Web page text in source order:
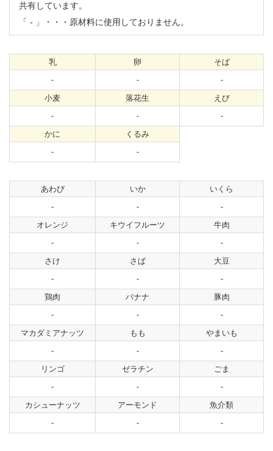
共有しています。
「 - 」・・・原材料に使用しておりません。
乳
-
卵
-
そば
-
小麦
-
落花生
-
えび
-
かに
-
くるみ
-
あわび
-
いか
-
いくら
-
オレンジ
-
キウイフルーツ
-
牛肉
-
さけ
-
さば
-
大豆
-
鶏肉
-
バナナ
-
豚肉
-
マカダミアナッツ
-
もも
-
やまいも
-
リンゴ
-
ゼラチン
-
ごま
-
カシューナッツ
-
アーモンド
-
魚介類
-